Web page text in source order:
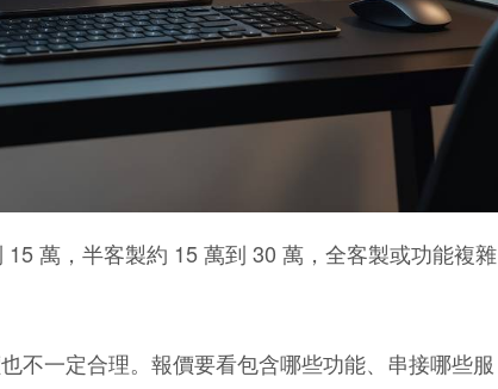
萬，半客製約 15 萬到 30 萬，全客製或功能複雜
不一定合理。報價要看包含哪些功能、串接哪些服